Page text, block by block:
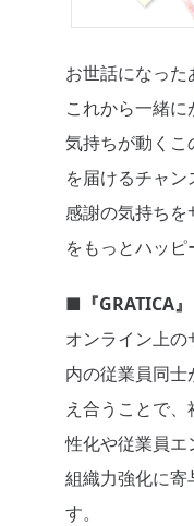
お世話になった
これから一緒に
気持ちが動くこ
を届けるチャン
感謝の気持ちを
をもっとハッ
■ 『GRATICA』
オンライン上
内の従業員同
え合うことで
性化や従業員エ
組織力強化に
す。